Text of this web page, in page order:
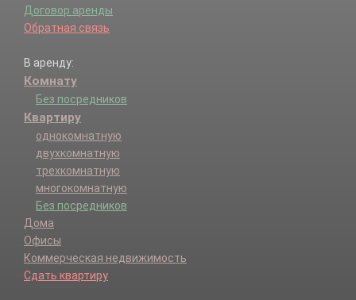
Договор аренды
Обратная связь
В аренду:
Комнату
Без посредников
Квартиру
однокомнатную
двухкомнатную
трехкомнатную
многокомнатную
Без посредников
Дома
Офисы
Коммерческая недвижимость
Сдать квартиру